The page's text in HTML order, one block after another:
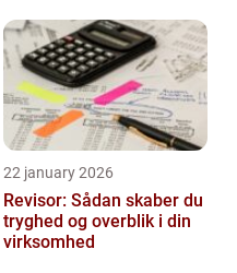
22 january 2026
Revisor: Sådan skaber du
tryghed og overblik i din
virksomhed